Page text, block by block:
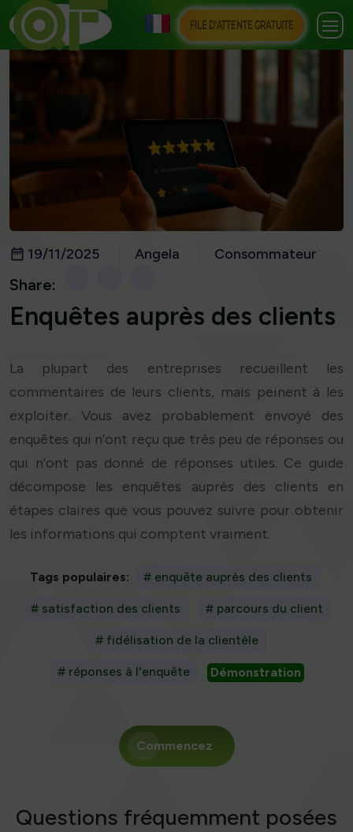
FILE D'ATTENTE GRATUITE
19/11/2025 Angela Consommateur
Share:
Enquêtes auprès des clients
La plupart des entreprises recueillent les
commentaires de leurs clients, mais peinent à les
exploiter. Vous avez probablement envoyé des
enquêtes qui n'ont reçu que très peu de réponses ou
qui n'ont pas donné de réponses utiles. Ce guide
décompose les enquêtes auprès des clients en
étapes claires que vous pouvez suivre pour obtenir
les informations qui comptent vraiment.
Tags populaires: # enquête auprès des clients
# satisfaction des clients # parcours du client
# fidélisation de la clientèle
# réponses à l'enquête Démonstration
Commencez
Questions fréquemment posées